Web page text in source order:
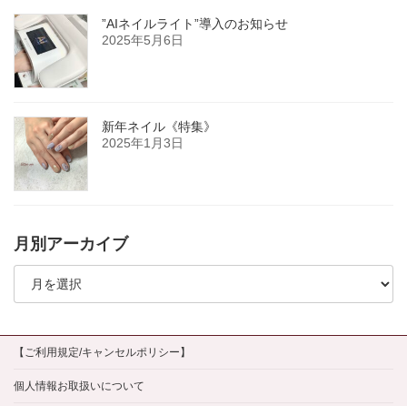
”AIネイルライト”導入のお知らせ
2025年5月6日
新年ネイル《特集》
2025年1月3日
月別アーカイブ
月
イ
ブ
【ご利用規定/キャンセルポリシー】
個人情報お取扱いについて